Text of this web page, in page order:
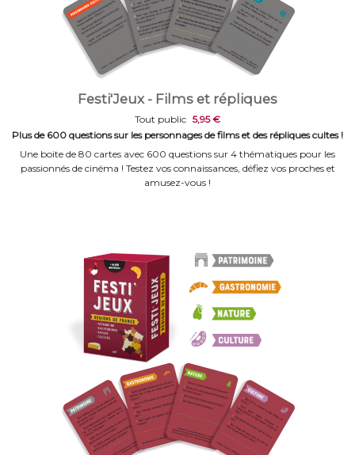
Festi'Jeux - Films et répliques
Tout public 5,95 €
Plus de 600 questions sur les personnages de films et des répliques cultes !
Une boite de 80 cartes avec 600 questions sur 4 thématiques pour les
passionnés de cinéma ! Testez vos connaissances, défiez vos proches et
amusez-vous !